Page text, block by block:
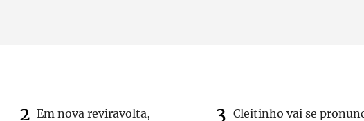
Em nova reviravolta,
Cleitinho vai se